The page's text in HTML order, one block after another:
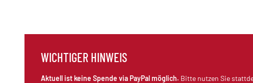
WICHTIGER HINWEIS
Aktuell ist keine Spende via PayPal möglich. Bitte nutzen Sie